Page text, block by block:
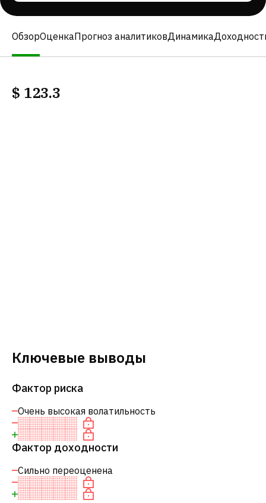
ОбзорОценкаПрогноз аналитиковДинамика
$ 123.3
Ключевые выводы
Фактор риска
Очень высокая волатильность
Фактор доходности
Сильно переоценена